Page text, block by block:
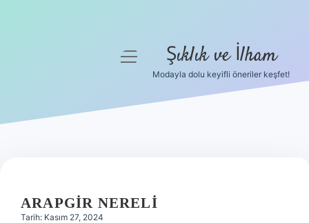
Hakkımızda
menüyü
Şıklık ve İlham
Modayla dolu keyifli öneriler keşfet!
ARAPGIR NERELI
Tarih: Kasım 27, 2024